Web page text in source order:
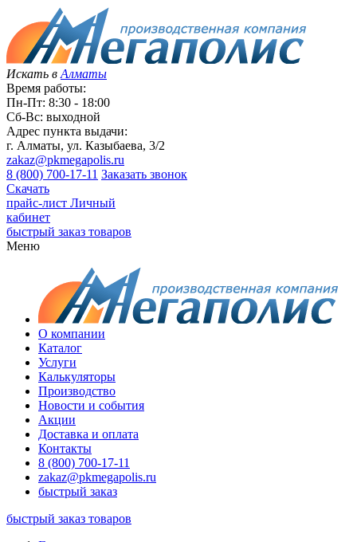
Искать в Алматы
Время работы:
Пн-Пт: 8:30 - 18:00
Сб-Вс: выходной
Адрес пункта выдачи:
г. Алматы, ул. Казыбаева, 3/2
zakaz@pkmegapolis.ru
8 (800) 700-17-11 Заказать звонок
Скачать
прайс-лист Личный
кабинет
быстрый заказ товаров
Меню
О компании
Каталог
Услуги
Калькуляторы
Производство
Новости и события
Акции
Доставка и оплата
Контакты
8 (800) 700-17-11
zakaz@pkmegapolis.ru
быстрый заказ
быстрый заказ товаров